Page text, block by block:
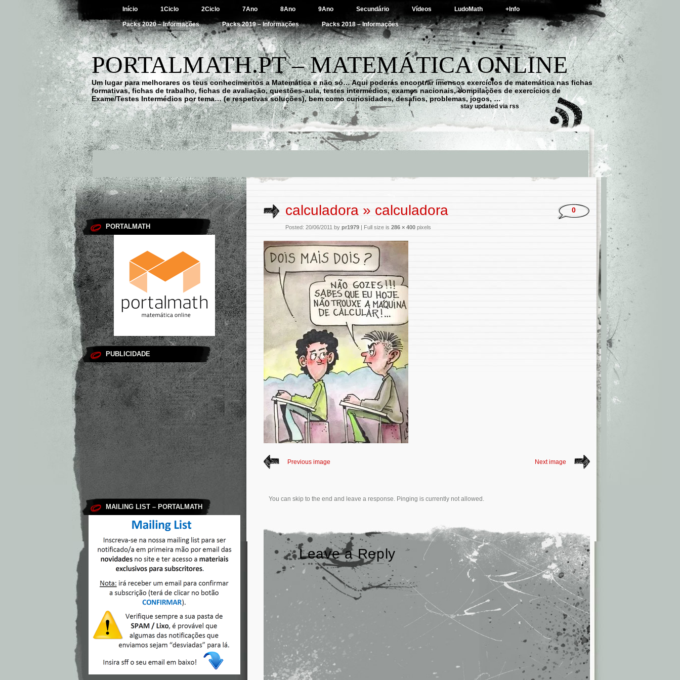
Início 1Ciclo 2Ciclo 7Ano 8Ano 9Ano Secundário Vídeos LudoMath +Info
Packs 2020 – Informações Packs 2019 – Informações Packs 2018 – Informações
PORTALMATH.PT – MATEMÁTICA ONLINE
Um lugar para melhorares os teus conhecimentos a Matemática e não só… Aqui poderás encontrar imensos exercícios de matemática nas fichas
formativas, fichas de trabalho, fichas de avaliação, questões-aula, testes intermédios, exames nacionais, compilações de exercícios de
Exame/Testes Intermédios por tema… (e respetivas soluções), bem como curiosidades, desafios, problemas, jogos, …
stay updated via rss
PORTALMATH
PUBLICIDADE
MAILING LIST – PORTALMATH
calculadora » calculadora
Posted: 20/06/2011 by pr1979 | Full size is 286 × 400 pixels
0
Previous image Next image
You can skip to the end and leave a response. Pinging is currently not allowed.
Leave a Reply